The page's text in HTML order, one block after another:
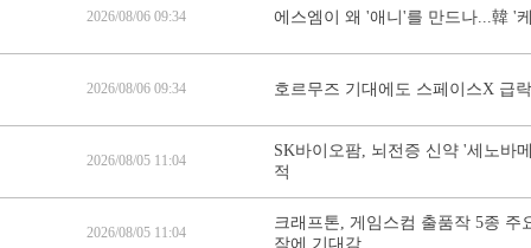
2026/08/06 09:34 에스엠이 왜 '애니'를 만드나...韓 '
2026/08/06 09:34 호르무즈 기대에도 스페이스X 급
2026/08/05 11:04
SK바이오팜, 뇌전증 신약 '세노바
적
2026/08/05 11:04
크래프톤, 게임스컴 출품작 5종
작에 기대감